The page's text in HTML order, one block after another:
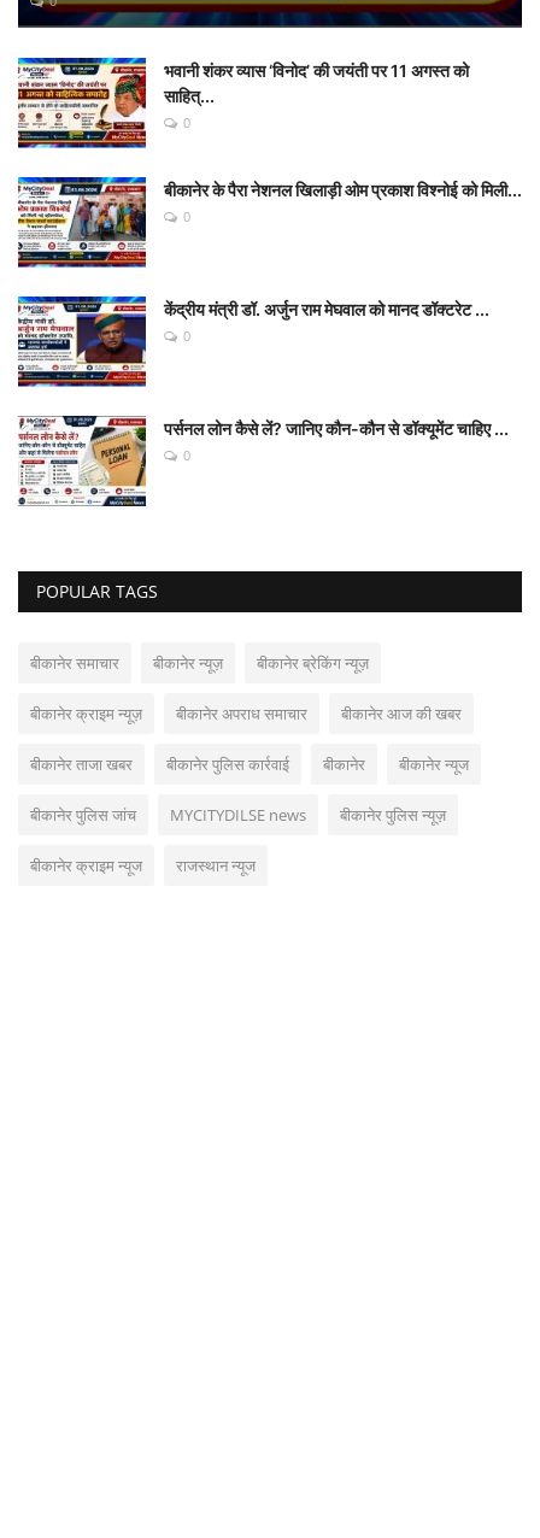
भवानी शंकर व्यास ‘विनोद’ की जयंती पर 11 अगस्त को
साहित्...
0
बीकानेर के पैरा नेशनल खिलाड़ी ओम प्रकाश विश्नोई को मिली...
0
केंद्रीय मंत्री डॉ. अर्जुन राम मेघवाल को मानद डॉक्टरेट ...
0
पर्सनल लोन कैसे लें? जानिए कौन-कौन से डॉक्यूमेंट चाहिए ...
0
POPULAR TAGS
बीकानेर समाचार बीकानेर न्यूज़ बीकानेर ब्रेकिंग न्यूज़
बीकानेर क्राइम न्यूज़ बीकानेर अपराध समाचार बीकानेर आज की खबर
बीकानेर ताजा खबर बीकानेर पुलिस कार्रवाई बीकानेर बीकानेर न्यूज
बीकानेर पुलिस जांच MYCITYDILSE news बीकानेर पुलिस न्यूज़
बीकानेर क्राइम न्यूज राजस्थान न्यूज